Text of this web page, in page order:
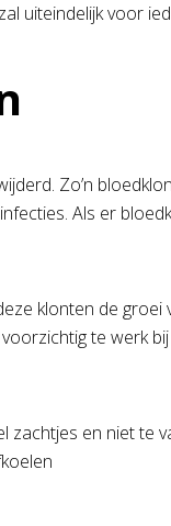
uiteindelijk voor
Zo’n
Als er
klonten de
te werk
zachtjes en niet te